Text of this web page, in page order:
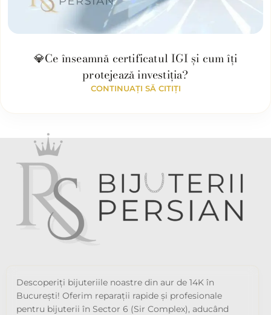
💎Ce înseamnă certificatul IGI și cum îți
protejează investiția?
CONTINUAȚI SĂ CITIȚI
Descoperiți bijuteriile noastre din aur de 14K în
București! Oferim reparații rapide și profesionale
pentru bijuterii în Sector 6 (Sir Complex), aducând